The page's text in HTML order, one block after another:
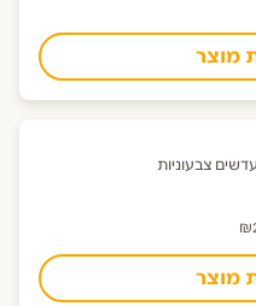
מוצר
צבעוניות
מוצר